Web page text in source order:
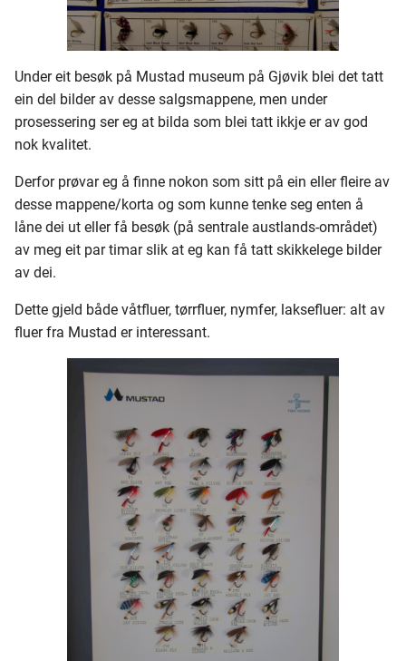
320 - 339
340 - 359
360 - 379
400 - 419
420 - 439
460 - 479
500 - 519
520 - 539
540 - 559
560 - 579
580 - 599
Christiania samling
Under eit besøk på Mustad museum på Gjøvik blei det tatt
ein del bilder av desse salgsmappene, men under
prosessering ser eg at bilda som blei tatt ikkje er av god
nok kvalitet.
Derfor prøvar eg å finne nokon som sitt på ein eller fleire av
desse mappene/korta og som kunne tenke seg enten å
låne dei ut eller få besøk (på sentrale austlands-området)
av meg eit par timar slik at eg kan få tatt skikkelege bilder
av dei.
Dette gjeld både våtfluer, tørrfluer, nymfer, laksefluer: alt av
fluer fra Mustad er interessant.